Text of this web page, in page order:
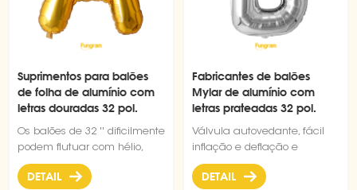
Suprimentos para balões
de folha de alumínio com
letras douradas 32 pol.
Os balões de 32 '' dificilmente
podem flutuar com hélio,
feitos de filme de alumínio de
alta qualidade, bela
DETAIL
Fabricantes de balões
Mylar de alumínio com
letras prateadas 32 pol.
Válvula autovedante, fácil
inflação e deflação e
reutilizável.
DETAIL